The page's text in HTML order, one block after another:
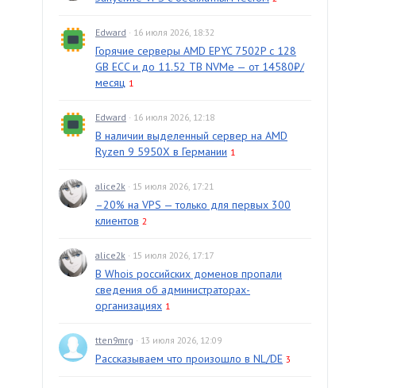
Edward · 16 июля 2026, 18:32
Горячие серверы AMD EPYC 7502P с 128
GB ECC и до 11.52 TB NVMe — от 14580₽/
месяц 1
Edward · 16 июля 2026, 12:18
В наличии выделенный сервер на AMD
Ryzen 9 5950X в Германии 1
alice2k · 15 июля 2026, 17:21
–20% на VPS — только для первых 300
клиентов 2
alice2k · 15 июля 2026, 17:17
В Whois российских доменов пропали
сведения об администраторах-
организациях 1
tten9mrg · 13 июля 2026, 12:09
Рассказываем что произошло в NL/DE 3